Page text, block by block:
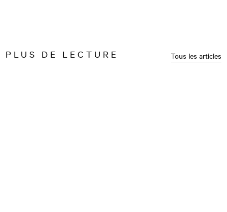
PLUS DE LECTURE Tous les articles